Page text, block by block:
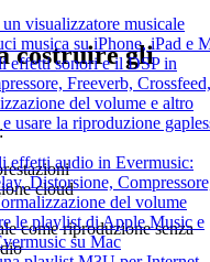
visualizzatore musicale
musica su iPhone, iPad e
effetti sonori e il DSP in
Freeverb, Crossfeed,
del volume e altro
usare la riproduzione
effetti audio in Evermusic:
Distorsione,
del volume
le playlist di Apple Music e
su Mac
costruire gli
cloud
come riproduzione senza